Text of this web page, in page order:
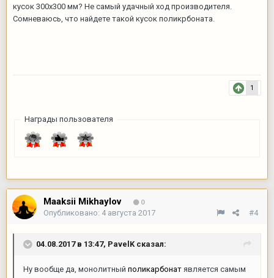
кусок 300х300 мм? Не самый удачный ход производителя.
Сомневаюсь, что найдете такой кусок поликрбоната.
1
Награды пользователя
Maaksii Mikhaylov 0
#4
Опубликовано: 4 августа 2017
04.08.2017 в 13:47, PavelK сказал:
Ну вообще да, монолитный поликарбонат является самым